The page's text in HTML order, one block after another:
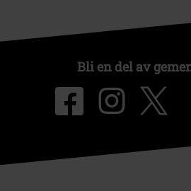
Bli en del av